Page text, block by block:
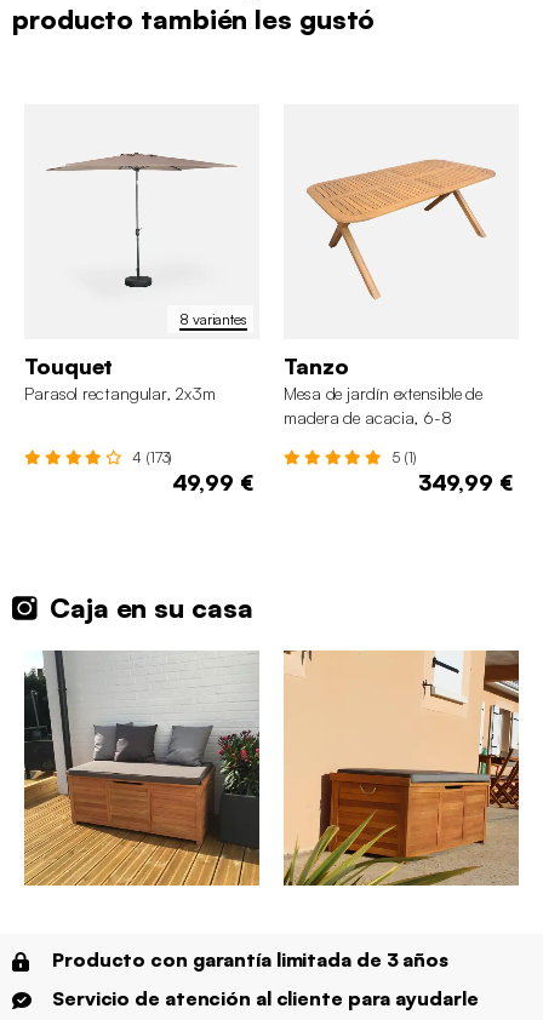
producto también les gustó
8 variantes
Touquet
Parasol rectangular, 2x3m
4 (173)
49,99 €
Tanzo
Mesa de jardín extensible de
madera de acacia, 6-8
5 (1)
349,99 €
Caja en su casa
Producto con garantía limitada de 3 años
Servicio de atención al cliente para ayudarle